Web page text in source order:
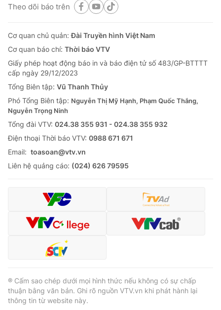
Video Shorts video
VTV Money VTV Thể thao
VTV Sức khoẻ Bất động sản
Thị trường 24h
VTV4 Vươn mình bằng AI
VTV9
Theo dõi báo trên
Theo dõi báo trên
Cơ quan chủ quản:Đài Truyền hình Việt Nam
Cơ quan báo chí: Thời báo VTV
Giấy phép hoạt động báo in và báo điện tử số 483/GP-BTTTT
cấp ngày 29/12/2023
Tổng Biên tập: Vũ Thanh Thủy
Phó Tổng Biên tập: Nguyễn Thị Mỹ Hạnh, Phạm Quốc Thắng,
Nguyễn Trọng Ninh
Tổng đài VTV: 024.38 355 931 - 024.38 355 932
Ðiện thoại Thời báo VTV: 0988 671 671
Email: toasoan@vtv.vn
Liên hệ quảng cáo: (024) 626 79595
® Cấm sao chép dưới mọi hình thức nếu không có sự chấp
thuận bằng văn bản. Ghi rõ nguồn VTV.vn khi phát hành lại
thông tin từ website này.